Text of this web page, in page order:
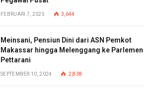
FEBRUARI 7, 2025 3,644
Meinsani, Pensiun Dini dari ASN Pemkot
Makassar hingga Melenggang ke Parlemen
Pettarani
SEPTEMBER 10, 2024 2,838